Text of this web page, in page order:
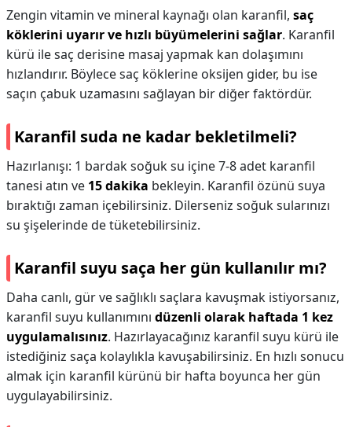
Zengin vitamin ve mineral kaynağı olan karanfil, saç
köklerini uyarır ve hızlı büyümelerini sağlar. Karanfil
kürü ile saç derisine masaj yapmak kan dolaşımını
hızlandırır. Böylece saç köklerine oksijen gider, bu ise
saçın çabuk uzamasını sağlayan bir diğer faktördür.
Karanfil suda ne kadar bekletilmeli?
Hazırlanışı: 1 bardak soğuk su içine 7-8 adet karanfil
tanesi atın ve 15 dakika bekleyin. Karanfil özünü suya
bıraktığı zaman içebilirsiniz. Dilerseniz soğuk sularınızı
su şişelerinde de tüketebilirsiniz.
Karanfil suyu saça her gün kullanılır mı?
Daha canlı, gür ve sağlıklı saçlara kavuşmak istiyorsanız,
karanfil suyu kullanımını düzenli olarak haftada 1 kez
uygulamalısınız. Hazırlayacağınız karanfil suyu kürü ile
istediğiniz saça kolaylıkla kavuşabilirsiniz. En hızlı sonucu
almak için karanfil kürünü bir hafta boyunca her gün
uygulayabilirsiniz.